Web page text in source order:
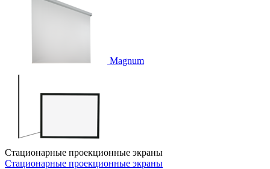
Magnum
Стационарные проекционные экраны
Стационарные проекционные экраны